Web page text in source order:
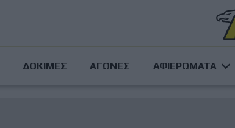
ΔΟΚΙΜΕΣ ΑΓΩΝΕΣ ΑΦΙΕΡΩΜΑΤΑ